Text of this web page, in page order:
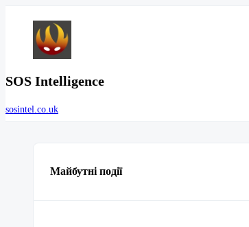
SOS Intelligence
sosintel.co.uk
Майбутні події